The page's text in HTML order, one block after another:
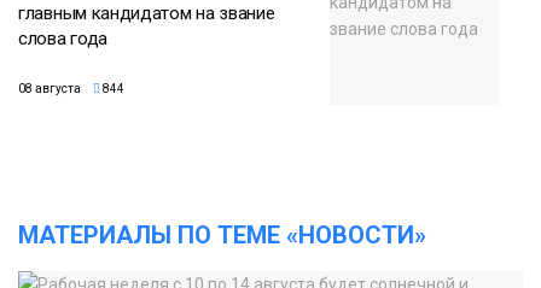
главным кандидатом на звание
слова года
08 августа 844
МАТЕРИАЛЫ ПО ТЕМЕ «НОВОСТИ»